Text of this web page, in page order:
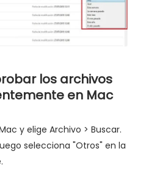
los archivos
en Mac
y elige Archivo > Buscar.
selecciona "Otros" en la